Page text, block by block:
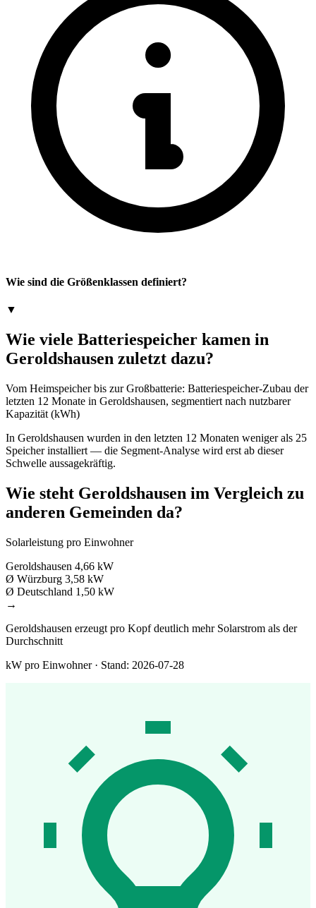
Wie sind die Größenklassen definiert?
▼
Wie viele Batteriespeicher kamen in
Geroldshausen zuletzt dazu?
Vom Heimspeicher bis zur Großbatterie: Batteriespeicher-Zubau der
letzten 12 Monate in Geroldshausen, segmentiert nach nutzbarer
Kapazität (kWh)
In Geroldshausen wurden in den letzten 12 Monaten weniger als 25
Speicher installiert — die Segment-Analyse wird erst ab dieser
Schwelle aussagekräftig.
Wie steht Geroldshausen im Vergleich zu
anderen Gemeinden da?
Solarleistung pro Einwohner
Geroldshausen 4,66 kW
Ø Würzburg 3,58 kW
Ø Deutschland 1,50 kW
→
Geroldshausen erzeugt pro Kopf deutlich mehr Solarstrom als der
Durchschnitt
kW pro Einwohner · Stand: 2026-07-28